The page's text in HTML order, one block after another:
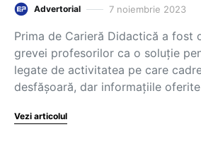
Advertorial 7 noiembrie 2023
Prima de Carieră Didactică a fost
grevei profesorilor ca o soluție
legate de activitatea pe care
desfășoară, dar informațiile
Vezi articolul